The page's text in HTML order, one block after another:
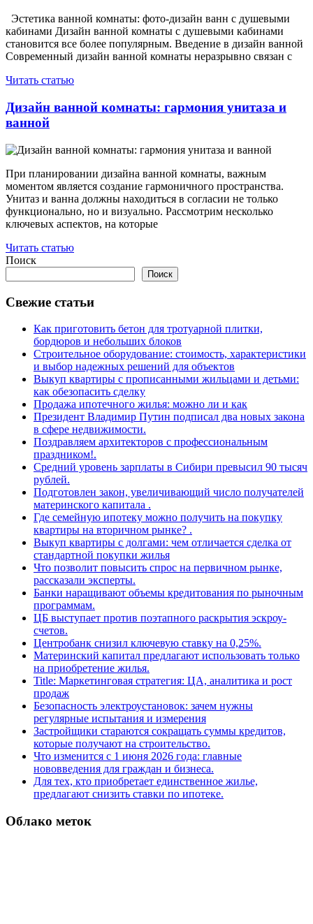
Эстетика ванной комнаты: фото-дизайн ванн с душевыми
кабинами Дизайн ванной комнаты с душевыми кабинами
становится все более популярным. Введение в дизайн ванной
Современный дизайн ванной комнаты неразрывно связан с
Читать статью
Дизайн ванной комнаты: гармония унитаза и
ванной
При планировании дизайна ванной комнаты, важным
моментом является создание гармоничного пространства.
Унитаз и ванна должны находиться в согласии не только
функционально, но и визуально. Рассмотрим несколько
ключевых аспектов, на которые
Читать статью
Поиск
Поиск
Свежие статьи
Как приготовить бетон для тротуарной плитки,
бордюров и небольших блоков
Строительное оборудование: стоимость, характеристики
и выбор надежных решений для объектов
Выкуп квартиры с прописанными жильцами и детьми:
как обезопасить сделку
Продажа ипотечного жилья: можно ли и как
Президент Владимир Путин подписал два новых закона
в сфере недвижимости.
Поздравляем архитекторов с профессиональным
праздником!.
Средний уровень зарплаты в Сибири превысил 90 тысяч
рублей.
Подготовлен закон, увеличивающий число получателей
материнского капитала .
Где семейную ипотеку можно получить на покупку
квартиры на вторичном рынке? .
Выкуп квартиры с долгами: чем отличается сделка от
стандартной покупки жилья
Что позволит повысить спрос на первичном рынке,
рассказали эксперты.
Банки наращивают объемы кредитования по рыночным
программам.
ЦБ выступает против поэтапного раскрытия эскроу-
счетов.
Центробанк снизил ключевую ставку на 0,25%.
Материнский капитал предлагают использовать только
на приобретение жилья.
Title: Маркетинговая стратегия: ЦА, аналитика и рост
продаж
Безопасность электроустановок: зачем нужны
регулярные испытания и измерения
Застройщики стараются сокращать суммы кредитов,
которые получают на строительство.
Что изменится с 1 июня 2026 года: главные
нововведения для граждан и бизнеса.
Для тех, кто приобретает единственное жилье,
предлагают снизить ставки по ипотеке.
Облако меток